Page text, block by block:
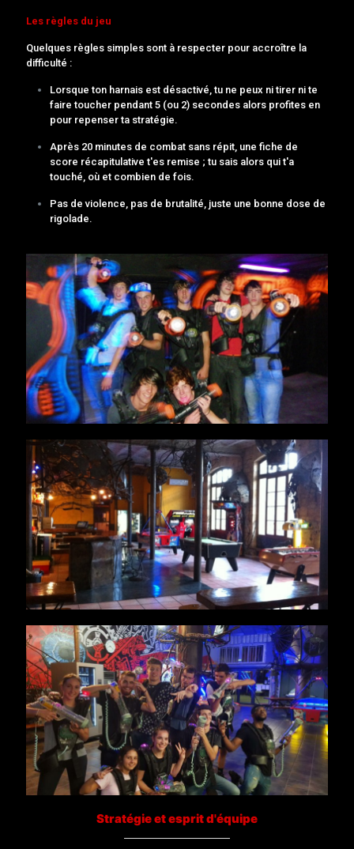
Les règles du jeu
Quelques règles simples sont à respecter pour accroître la
difficulté :
Lorsque ton harnais est désactivé, tu ne peux ni tirer ni te
faire toucher pendant 5 (ou 2) secondes alors profites en
pour repenser ta stratégie.
Après 20 minutes de combat sans répit, une fiche de
score récapitulative t'es remise ; tu sais alors qui t'a
touché, où et combien de fois.
Pas de violence, pas de brutalité, juste une bonne dose de
rigolade.
Stratégie et esprit d'équipe